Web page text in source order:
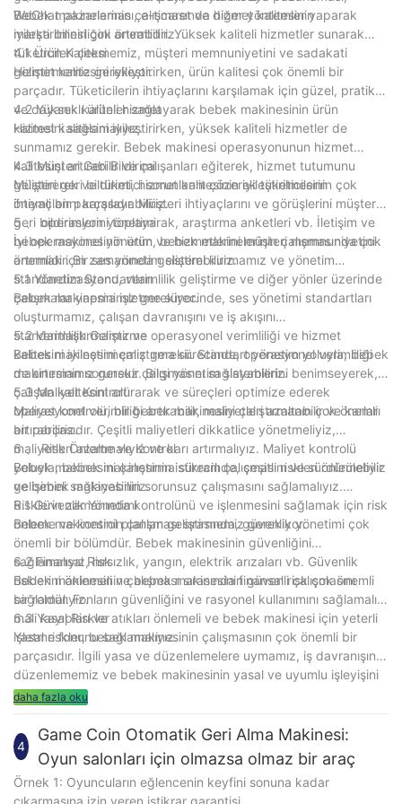
WeChat pazarlaması, e-ticaret ve diğer yöntemler yaparak
marka bilinirliğini artırabiliriz.
Bebek makinelerinin çalışmasında hizmet kalitesinin
iyileştirilmesi çok önemlidir. Yüksek kaliteli hizmetler sunarak
tüketicileri çekmemiz, müşteri memnuniyetini ve sadakati
geliştirmemiz gerekiyor.
4.1 Ürün Kalitesi
Hizmet kalitesini iyileştirirken, ürün kalitesi çok önemli bir
parçadır. Tüketicilerin ihtiyaçlarını karşılamak için güzel, pratik
ve dayanıklı ürünler sağlayarak bebek makinesinin ürün
kalitesini sağlamalıyız.
4.2 Yüksek kaliteli hizmet
Hizmet kalitesini iyileştirirken, yüksek kaliteli hizmetler de
sunmamız gerekir. Bebek makinesi operasyonunun hizmet
kalitesini artırabilir ve çalışanları eğiterek, hizmet tutumunu
geliştirerek ve tüketici sorunlarını çözerek tüketicilerin
ihtiyaçlarını karşılayabiliriz.
4.3 Müşteri Geri Bildirimi
Müşteri geri bildirimi, hizmet kalitesinin iyileştirilmesinin çok
önemli bir parçasıdır. Müşteri ihtiyaçlarını ve görüşlerini müşteri
geri bildirimlerini toplayarak, araştırma anketleri vb. İletişim ve
bebek makinesinin ürün ve hizmetlerini müşteri memnuniyetini
artırmak için zamanında geliştirebiliriz.
5 、 operasyon yönetimi
İyi operasyonel yönetim, bebek makinelerinin çalışmasında çok
önemlidir. Bir ses yönetim sistemi kurmamız ve yönetim
standardizasyonu, verimlilik geliştirme ve diğer yönler üzerinde
çalışmalar yapmamız gerekiyor.
5.1 Yönetim Standartları
Bebek makinesini işletme sürecinde, ses yönetimi standartları
oluşturmamız, çalışan davranışını ve iş akışını
standartlaştırmamız ve operasyonel verimliliği ve hizmet
kalitesini iyileştirmemiz gerekir. Standart yönetim yoluyla, bebek
makinesinin sorunsuz çalışmasını sağlayabiliriz.
5.2 Verimlilik Geliştirme
Bebek makinesini çalıştırma sürecinde, operasyonel verimliliği
de artırmamız gerekir. Bilgi yönetim sistemlerini benimseyerek,
çalışan kalitesini artırarak ve süreçleri optimize ederek
operasyonel verimliliği artırabilir, maliyetleri azaltabilir ve karları
artırabiliriz.
5.3 Maliyet Kontrolü
Maliyet kontrolü, bir bebek makinesini çalıştırmanın çok önemli
bir parçasıdır. Çeşitli maliyetleri dikkatlice yönetmeliyiz,
maliyetleri azaltmalıyız ve karı artırmalıyız. Maliyet kontrolü
yoluyla, bebek makinesinin istikrarlı çalışmasını ve sürdürülebilir
gelişimini sağlayabiliriz.
6 、 Risk Önleme ve Kontrol
Bebek makinesini çalıştırma sürecinde, çeşitli riskleri önlemeliyiz
ve bebek makinesinin sorunsuz çalışmasını sağlamalıyız.
Risklerin zamanında kontrolünü ve işlenmesini sağlamak için risk
önleme ve kontrol planları geliştirmemiz gerekiyor.
6.1 Güvenlik Yönetimi
Bebek makinesinin çalışması sırasında, güvenlik yönetimi çok
önemli bir bölümdür. Bebek makinesinin güvenliğini
sağlamalıyız, hırsızlık, yangın, elektrik arızaları vb. Güvenlik
risklerini önlemeli ve bebek makinesinin güvenli çalışmasını
sağlamalıyız.
6.2 Finansal Risk
Bebek makinesinin çalışması sırasında finansal risk çok önemli
bir roldür. Fonların güvenliğini ve rasyonel kullanımını sağlamalı,
mali kayıpları ve atıkları önlemeli ve bebek makinesi için yeterli
işletme fonunu sağlamalıyız.
6.3 Yasal Riskler
Yasal riskler, bebek makinesinin çalışmasının çok önemli bir
parçasıdır. İlgili yasa ve düzenlemelere uymamız, iş davranışını
düzenlememiz ve bebek makinesinin yasal ve uyumlu işleyişini
sağlamamız gerekir.
daha fazla oku
4
Game Coin Otomatik Geri Alma Makinesi:
Oyun salonları için olmazsa olmaz bir araç
Örnek 1: Oyuncuların eğlencenin keyfini sonuna kadar
çıkarmasına izin veren istikrar garantisi